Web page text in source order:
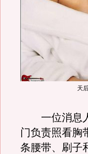
天
一位消息人
门负责照看胸
条腰带、刷子